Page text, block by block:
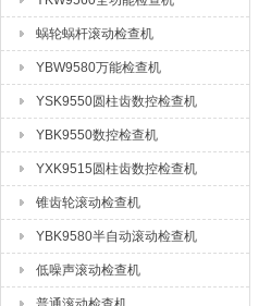
蜗轮蜗杆滚动检查机
YBW9580万能检查机
YSK9550圆柱齿数控检查机
YBK9550数控检查机
YXK9515圆柱齿数控检查机
锥齿轮滚动检查机
YBK9580半自动滚动检查机
低噪声滚动检查机